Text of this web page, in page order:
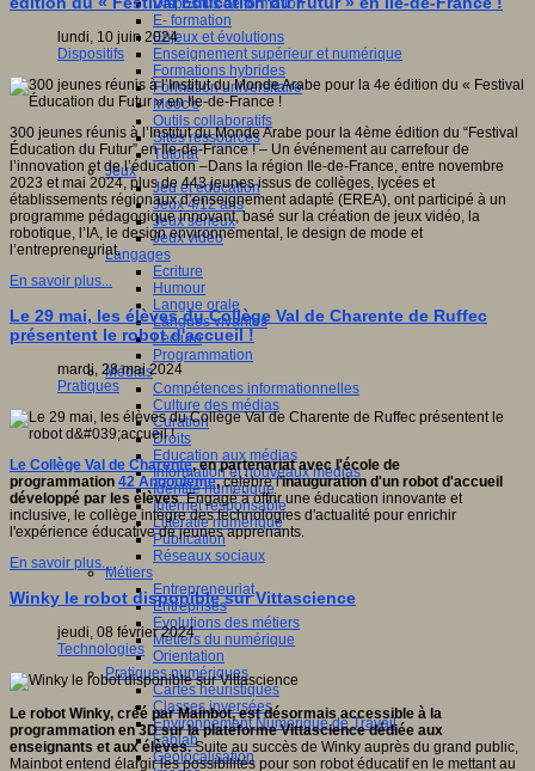
Dispositifs de formation
E- formation
Enjeux et évolutions
Enseignement supérieur et numérique
Formations hybrides
Formation universitaire
Mooc’s
Outils collaboratifs
Sites ressources
Tutorat
Jeux
Jeu et éducation
Jeux 4/12 ans
Jeux sérieux
Jeux vidéo
Langages
Ecriture
Humour
Langue orale
Langues vivantes
Lecture
Programmation
Médias
Compétences informationnelles
Culture des médias
Curation
Droits
Education aux médias
Information et nouveaux médias
Identité numérique
Internet responsable
Littératie numérique
Publication
Réseaux sociaux
Métiers
Entrepreneuriat
Entreprises
Evolutions des métiers
Métiers du numérique
Orientation
Pratiques numériques
Cartes heuristiques
Classes inversées
Environnement Numérique de Travail
Fablab
Géolocalisation
lundi, 10 juin 2024
Dispositifs
300 jeunes réunis à l’Institut du Monde Arabe pour la 4ème édition du “Festival
Éducation du Futur” en Ile-de-France ! – Un événement au carrefour de
l’innovation et de l’éducation –Dans la région Ile-de-France, entre novembre
2023 et mai 2024, plus de 443 jeunes issus de collèges, lycées et
établissements régionaux d’enseignement adapté (EREA), ont participé à un
programme pédagogique innovant, basé sur la création de jeux vidéo, la
robotique, l’IA, le design environnemental, le design de mode et
l’entrepreneuriat.
En savoir plus...
Le 29 mai, les élèves du Collège Val de Charente de Ruffec
présentent le robot d'accueil !
mardi, 28 mai 2024
Pratiques
Le Collège Val de Charente, en partenariat avec l'école de
programmation 42 Angoulême,célèbre l'inauguration d'un robot d'accueil
développé par les élèves. Engagé à offrir une éducation innovante et
inclusive, le collège intègre des technologies d'actualité pour enrichir
l'expérience éducative de jeunes apprenants.
En savoir plus...
Winky le robot disponible sur Vittascience
jeudi, 08 février 2024
Technologies
Le robot Winky, créé par Mainbot, est désormais accessible à la
programmation en 3D sur la plateforme Vittascience dédiée aux
enseignants et aux élèves.Suite au succès de Winky auprès du grand public,
Mainbot entend élargir les possibilités pour son robot éducatif en le mettant au